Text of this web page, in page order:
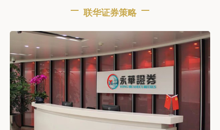
联华证券策略